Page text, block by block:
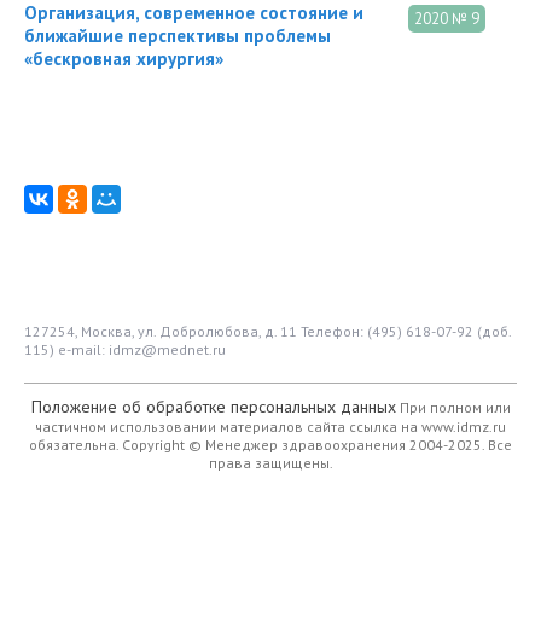
2020 № 9
Организация, современное состояние и
ближайшие перспективы проблемы
«бескровная хирургия»
127254, Москва, ул. Добролюбова, д. 11 Телефон: (495) 618-07-92 (доб.
115) e-mail: idmz@mednet.ru
Положение об обработке персональных данныхПри полном или
частичном использовании материалов сайта ссылка на www.idmz.ru
обязательна. Copyright © Менеджер здравоохранения 2004-2025. Все
права защищены.